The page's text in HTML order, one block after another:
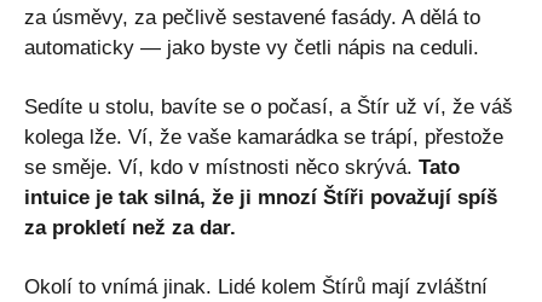
za úsměvy, za pečlivě sestavené fasády. A dělá to
automaticky — jako byste vy četli nápis na ceduli.
Sedíte u stolu, bavíte se o počasí, a Štír už ví, že váš
kolega lže. Ví, že vaše kamarádka se trápí, přestože
se směje. Ví, kdo v místnosti něco skrývá. Tato
intuice je tak silná, že ji mnozí Štíři považují spíš
za prokletí než za dar.
Okolí to vnímá jinak. Lidé kolem Štírů mají zvláštní